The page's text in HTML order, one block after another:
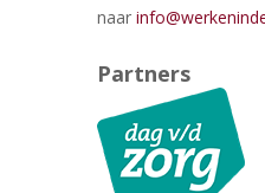
naar
Partners